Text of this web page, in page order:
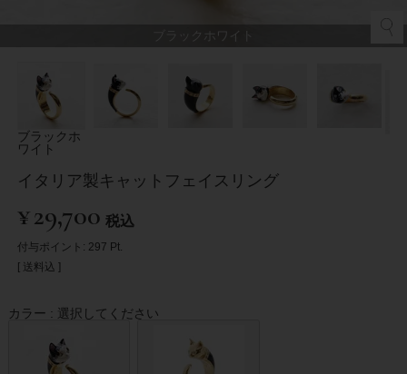
ブラックホワイト
ブラックホ
ワイト
イタリア製キャットフェイスリング
¥29,700 税込
付与ポイント: 297 Pt.
送料込
カラー 選択してください